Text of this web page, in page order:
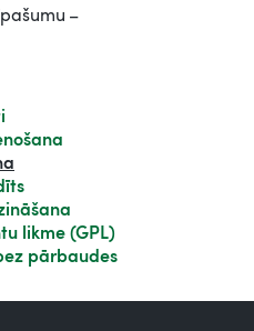
–
likme (GPL)
pārbaudes